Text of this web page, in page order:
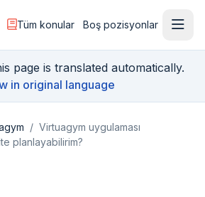
Tüm konular Boş pozisyonlar
page is translated automatically.
in original language
/ Virtuagym uygulaması
planlayabilirim?